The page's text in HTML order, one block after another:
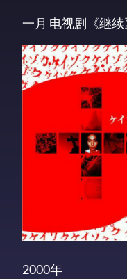
一月 电视剧《继
2000年